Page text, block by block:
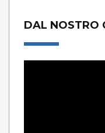
DAL NOSTRO